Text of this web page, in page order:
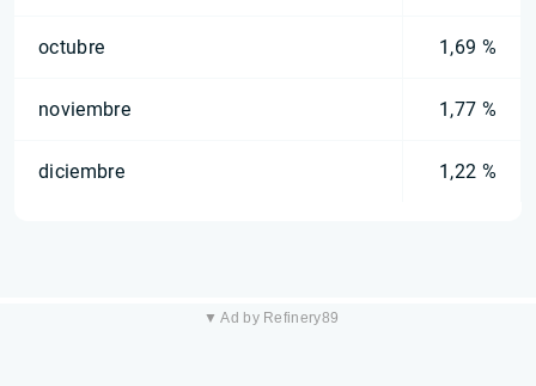
octubre 1,69 %
noviembre 1,77 %
diciembre 1,22 %
▼ Ad by Refinery89